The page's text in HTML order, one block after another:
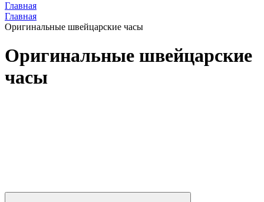
Главная
Главная
Оригинальные швейцарские часы
Оригинальные швейцарские
часы